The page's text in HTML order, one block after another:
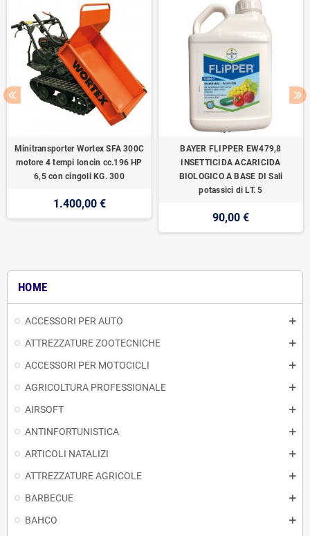
HOME
ACCESSORI PER AUTO
ATTREZZATURE ZOOTECNICHE
ACCESSORI PER MOTOCICLI
AGRICOLTURA PROFESSIONALE
AIRSOFT
ANTINFORTUNISTICA
ARTICOLI NATALIZI
ATTREZZATURE AGRICOLE
BARBECUE
BAHCO
Minitransporter Wortex SFA 300C
motore 4 tempi loncin cc.196 HP
6,5 con cingoli KG. 300
1.400,00 €
BAYER FLIPPER EW479,8
INSETTICIDA ACARICIDA
BIOLOGICO A BASE DI Sali
potassici di LT. 5
90,00 €